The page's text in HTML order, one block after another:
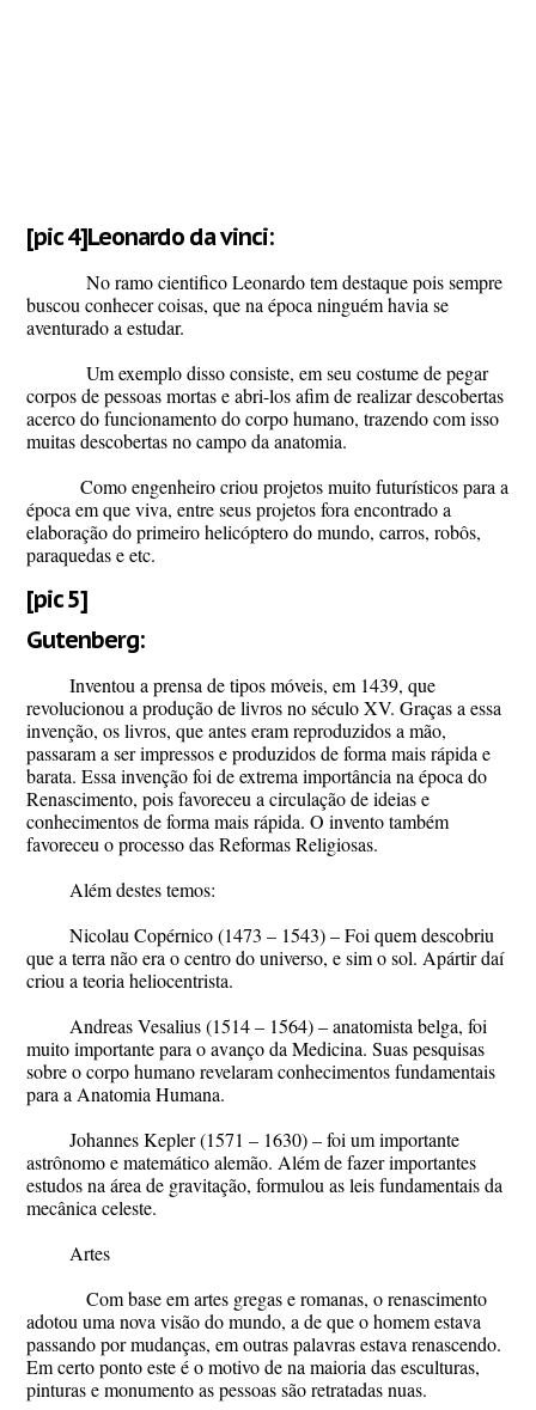
[pic 4]Leonardo da vinci:
No ramo cientifico Leonardo tem destaque pois sempre
buscou conhecer coisas, que na época ninguém havia se
aventurado a estudar.
Um exemplo disso consiste, em seu costume de pegar
corpos de pessoas mortas e abri-los afim de realizar descobertas
acerco do funcionamento do corpo humano, trazendo com isso
muitas descobertas no campo da anatomia.
Como engenheiro criou projetos muito futurísticos para a
época em que viva, entre seus projetos fora encontrado a
elaboração do primeiro helicóptero do mundo, carros, robôs,
paraquedas e etc.
[pic 5]
Gutenberg:
Inventou a prensa de tipos móveis, em 1439, que
revolucionou a produção de livros no século XV. Graças a essa
invenção, os livros, que antes eram reproduzidos a mão,
passaram a ser impressos e produzidos de forma mais rápida e
barata. Essa invenção foi de extrema importância na época do
Renascimento, pois favoreceu a circulação de ideias e
conhecimentos de forma mais rápida. O invento também
favoreceu o processo das Reformas Religiosas.
Além destes temos:
Nicolau Copérnico (1473 – 1543) – Foi quem descobriu
que a terra não era o centro do universo, e sim o sol. Apártir daí
criou a teoria heliocentrista.
Andreas Vesalius (1514 – 1564) – anatomista belga, foi
muito importante para o avanço da Medicina. Suas pesquisas
sobre o corpo humano revelaram conhecimentos fundamentais
para a Anatomia Humana.
Johannes Kepler (1571 – 1630) – foi um importante
astrônomo e matemático alemão. Além de fazer importantes
estudos na área de gravitação, formulou as leis fundamentais da
mecânica celeste.
Artes
Com base em artes gregas e romanas, o renascimento
adotou uma nova visão do mundo, a de que o homem estava
passando por mudanças, em outras palavras estava renascendo.
Em certo ponto este é o motivo de na maioria das esculturas,
pinturas e monumento as pessoas são retratadas nuas.